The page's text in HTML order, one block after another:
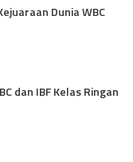
Dunia WBC
dan IBF Kelas Ringan